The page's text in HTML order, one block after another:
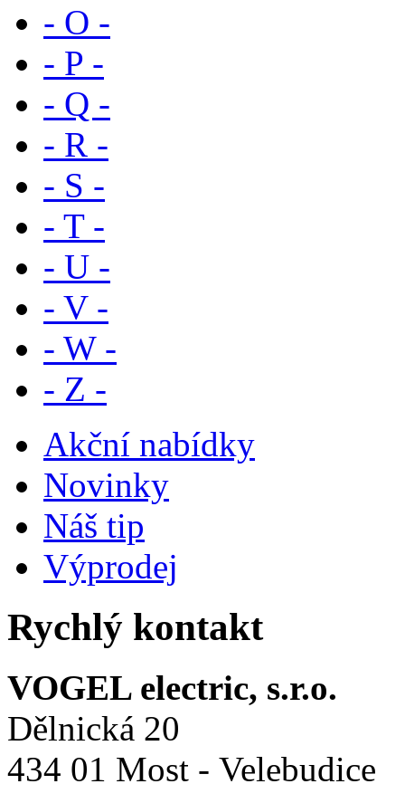
- O -
- P -
- Q -
- R -
- S -
- T -
- U -
- V -
- W -
- Z -
Akční nabídky
Novinky
Náš tip
Výprodej
Rychlý kontakt
VOGEL electric, s.r.o.
Dělnická 20
434 01 Most - Velebudice